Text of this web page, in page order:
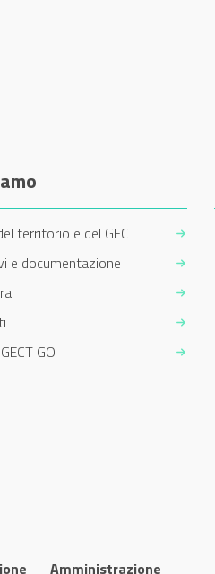
territorio e del GECT
e documentazione
GO
Amministrazione